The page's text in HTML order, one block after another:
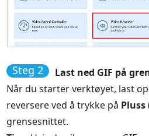
Steg 2
Last ned GIF på
Når du starter verktøyet, last
reversere ved å trykke på Pluss
grensesnittet.